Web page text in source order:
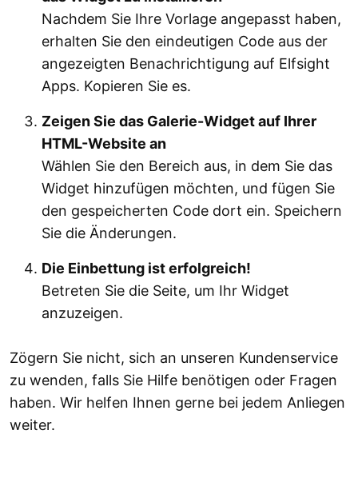
Nachdem Sie Ihre Vorlage angepasst haben,
erhalten Sie den eindeutigen Code aus der
angezeigten Benachrichtigung auf Elfsight
Apps. Kopieren Sie es.
Zeigen Sie das Galerie-Widget auf Ihrer
HTML-Website an
Wählen Sie den Bereich aus, in dem Sie das
Widget hinzufügen möchten, und fügen Sie
den gespeicherten Code dort ein. Speichern
Sie die Änderungen.
Die Einbettung ist erfolgreich!
Betreten Sie die Seite, um Ihr Widget
anzuzeigen.
Zögern Sie nicht, sich an unseren Kundenservice
zu wenden, falls Sie Hilfe benötigen oder Fragen
haben. Wir helfen Ihnen gerne bei jedem Anliegen
weiter.